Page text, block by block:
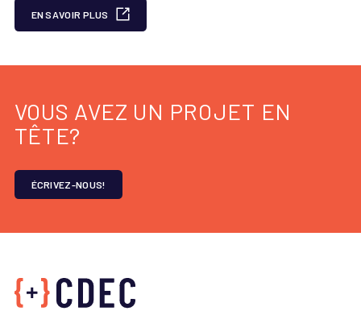
EN SAVOIR PLUS
VOUS AVEZ UN PROJET EN
TÊTE?
ÉCRIVEZ-NOUS!